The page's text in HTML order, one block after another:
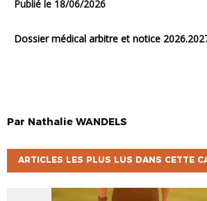
Publié le 18/06/2026
Dossier médical arbitre et notice
Par Nathalie WANDELS
ARTICLES LES PLUS LUS DANS CETTE